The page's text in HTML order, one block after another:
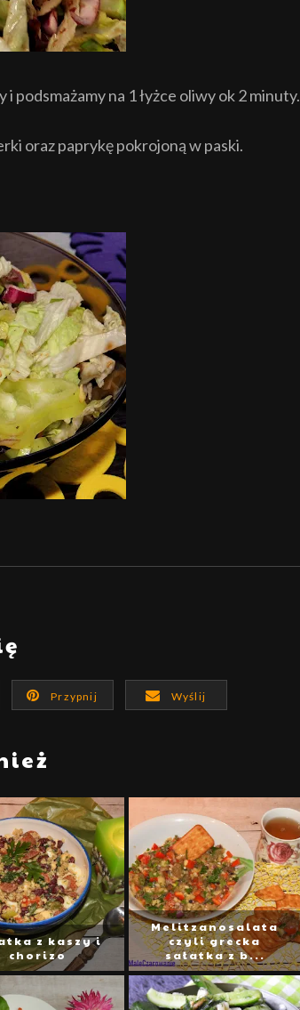
i podsmażamy na 1 łyżce oliwy ok 2 minuty.
oraz paprykę pokrojoną w paski.
Przypnij Wyślij
z kaszy i
chorizo
Melitzanosalata
czyli grecka
sałatka z b...